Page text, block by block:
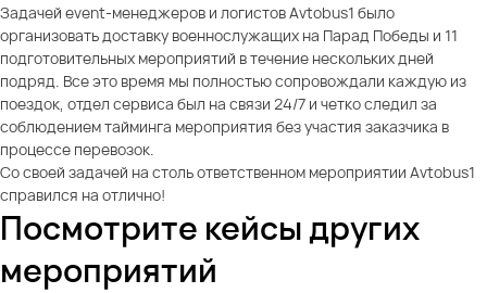
Задачей event-менеджеров и логистов Avtobus1 было
организовать доставку военнослужащих на Парад Победы и 11
подготовительных мероприятий в течение нескольких дней
подряд. Все это время мы полностью сопровождали каждую из
поездок, отдел сервиса был на связи 24/7 и четко следил за
соблюдением тайминга мероприятия без участия заказчика в
процессе перевозок.
Со своей задачей на столь ответственном мероприятии Avtobus1
справился на отлично!
Посмотрите кейсы других
мероприятий